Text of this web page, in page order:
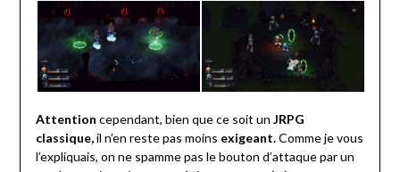
Attention cependant, bien que ce soit un JRPG
classique,il n’en reste pas moins exigeant.Comme je vous
l’expliquais, on ne spamme pas le bouton d’attaque par un